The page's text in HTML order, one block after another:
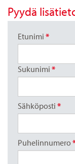
Pyydä
Etunimi *
Sukunimi *
Sähköposti *
Puhelinnumero